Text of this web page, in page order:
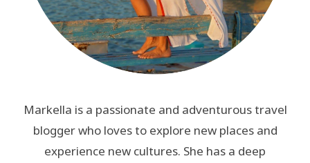
Markella is a passionate and adventurous travel
blogger who loves to explore new places and
experience new cultures. She has a deep